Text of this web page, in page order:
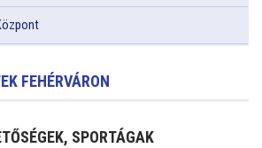
FEHÉRVÁRON
SPORTÁGAK